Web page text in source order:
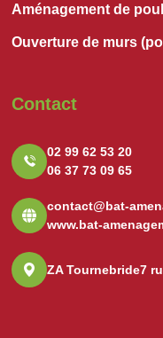
Aménagement de
Ouverture de murs
Contact
02 99 62 53 20
06 37 73 09 65
contact@bat-
www.bat-
ZA Tournebride7